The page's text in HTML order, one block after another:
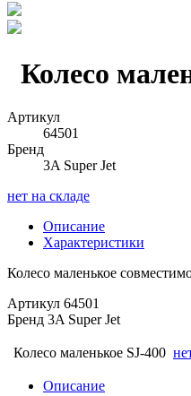
Колесо
Артикул
64501
Бренд
3A Super Jet
нет на складе
Описание
Характеристики
Колесо маленькое
Артикул 64501
Бренд 3A Super Jet
Колесо маленькое SJ-400
Описание